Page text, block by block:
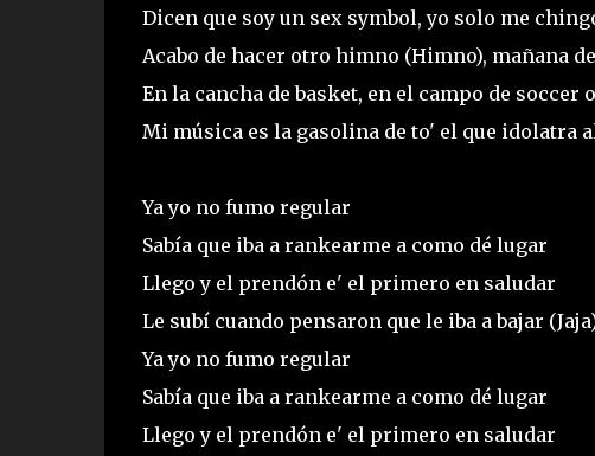
Dicen que soy un sex symbol, yo solo me
Acabo de hacer otro himno (Himno), mañana
En la cancha de basket, en el campo de soccer
Mi música es la gasolina de to' el que idolatra
Ya yo no fumo regular
Sabía que iba a rankearme a como dé lugar
Llego y el prendón e' el primero en saludar
Le subí cuando pensaron que le iba a bajar
Ya yo no fumo regular
Sabía que iba a rankearme a como dé lugar
Llego y el prendón e' el primero en saludar